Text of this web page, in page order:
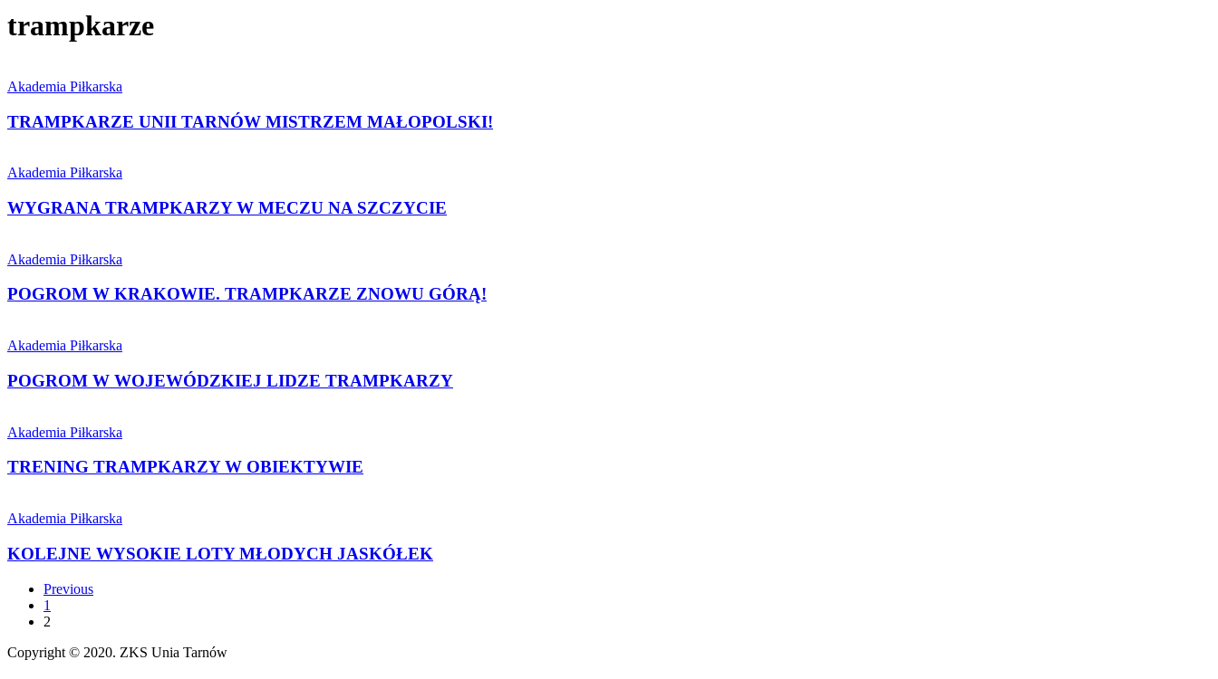
trampkarze
UNII
MISTRZEM
MAŁOPOLSKI!
Akademia Piłkarska
TRAMPKARZE UNII TARNÓW MISTRZEM MAŁOPOLSKI!
TRAMPKARZY
MECZU
NA
Akademia Piłkarska
WYGRANA TRAMPKARZY W MECZU NA SZCZYCIE
W
TRAMPKARZE
Akademia Piłkarska
POGROM W KRAKOWIE. TRAMPKARZE ZNOWU GÓRĄ!
W
LIDZE
TRAMPKARZY
Akademia Piłkarska
POGROM W WOJEWÓDZKIEJ LIDZE TRAMPKARZY
TRAMPKARZY
OBIEKTYWIE
Akademia Piłkarska
TRENING TRAMPKARZY W OBIEKTYWIE
WYSOKIE
MŁODYCH
JASKÓŁEK
Akademia Piłkarska
KOLEJNE WYSOKIE LOTY MŁODYCH JASKÓŁEK
Previous
1
2
Copyright © 2020. ZKS Unia Tarnów